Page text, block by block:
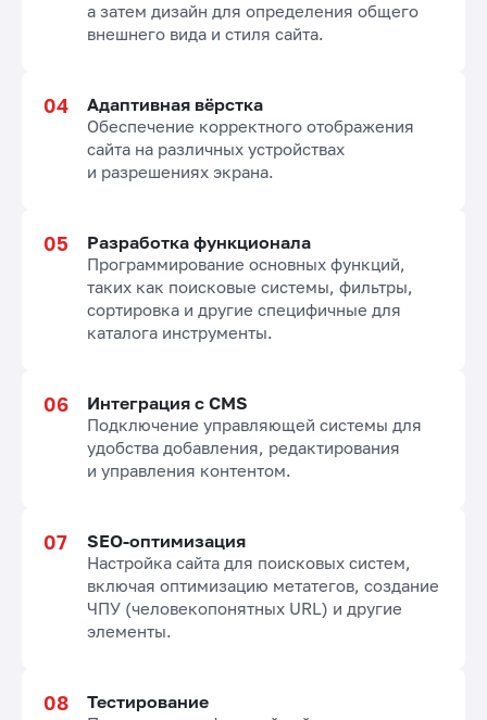
а затем дизайн для определения общего
внешнего вида и стиля сайта.
Адаптивная вёрстка
Обеспечение корректного отображения
сайта на различных устройствах
и разрешениях экрана.
Разработка функционала
Программирование основных функций,
таких как поисковые системы, фильтры,
сортировка и другие специфичные для
каталога инструменты.
Интеграция с CMS
Подключение управляющей системы для
удобства добавления, редактирования
и управления контентом.
SEO-оптимизация
Настройка сайта для поисковых систем,
включая оптимизацию метатегов, создание
ЧПУ (человекопонятных URL) и другие
элементы.
Тестирование